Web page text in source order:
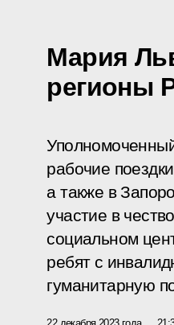
Мария
регионы
рабочие
а также в
участие в
социальном
ребят с
гуманитарную